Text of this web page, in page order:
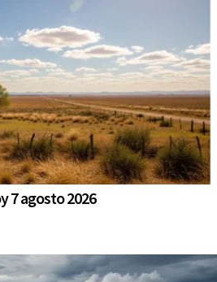
7 agosto 2026